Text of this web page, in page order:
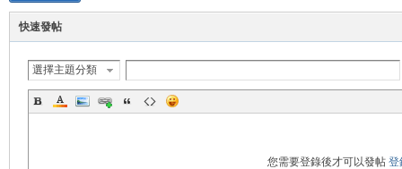
快速發帖
選擇主題分類
您需要登錄後才可以發帖 登